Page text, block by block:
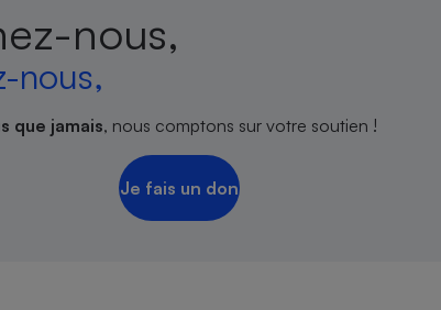
nous,
nous,
que jamais, nous comptons sur votre soutien !
Je fais un don